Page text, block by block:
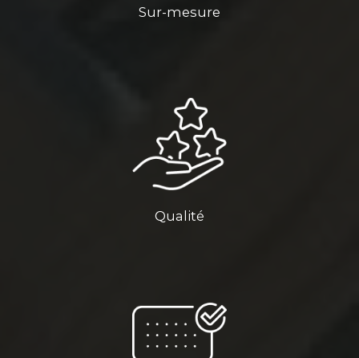
Sur-mesure
Qualité